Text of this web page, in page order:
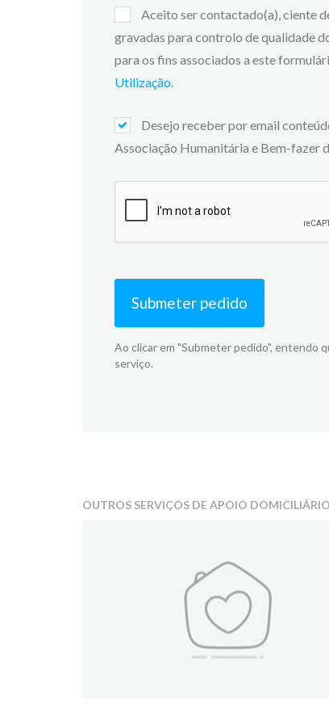
Aceito ser contactado(a), ciente
gravadas para controlo de qualidade
para os fins associados a este
Utilização.
Desejo receber por email
Associação Humanitária e Bem-fazer
Submeter pedido
Ao clicar em "Submeter pedido", entendo
serviço.
OUTROS SERVIÇOS DE APOIO